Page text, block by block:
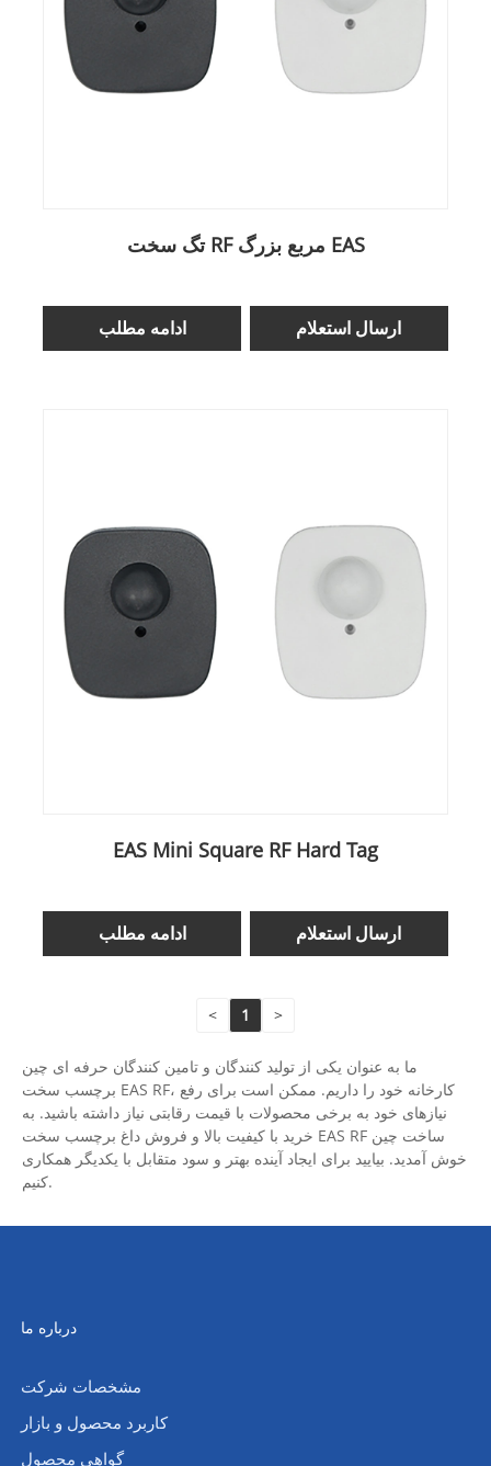
تگ سخت RF مربع بزرگ EAS
ادامه مطلب ارسال استعلام
EAS Mini Square RF Hard Tag
ادامه مطلب ارسال استعلام
< 1 >
ما به عنوان یکی از تولید کنندگان و تامین کنندگان حرفه ای چین
برچسب سخت EAS RF، کارخانه خود را داریم. ممکن است برای رفع
نیازهای خود به برخی محصولات با قیمت رقابتی نیاز داشته باشید. به
خرید با کیفیت بالا و فروش داغ برچسب سخت EAS RF ساخت چین
خوش آمدید. بیایید برای ایجاد آینده بهتر و سود متقابل با یکدیگر همکاری
کنیم.
درباره ما
مشخصات شرکت
کاربرد محصول و بازار
گواهی محصول